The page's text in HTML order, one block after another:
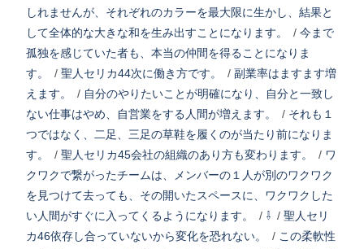
しれませんが、それぞれのカラーを最大限に生かし、結果と
して全体的な大きな和を生み出すことになります。
/ 今まで
孤独を感じていた者も、本当の仲間を得ることになりま
す。
/ 聖人セリカ44次に働き方です。 / 副業率はますます増
えます。
/ 自分のやりたいことが明確になり、自分と一致し
ない仕事はやめ、自営業をする人間が増えます。
/ それも１
つではなく、二足、三足の草鞋を履くのが当たり前になりま
す。
/ 聖人セリカ45会社の組織のあり方も変わります。 / ワ
クワクで繋がったチームは、メンバーの１人が別のワクワク
を見つけて去っても、その開いたスペースに、ワクワクした
い人間がすぐに入ってくるようになります。
/ ⇩ / 聖人セリ
カ46依存し合っていないから変化を恐れない。
/ この柔軟性